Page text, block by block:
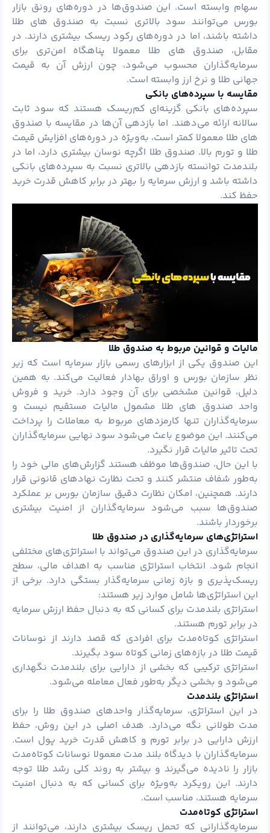
سهام وابسته است. این صندوق‌ها در دوره‌های رونق بازار
بورس می‌توانند سود بالاتری نسبت به صندوق های طلا
داشته باشند، اما در دوره‌های رکود ریسک بیشتری دارند. در
مقابل، صندوق های طلا معمولا پناهگاه امن‌تری برای
سرمایه‌گذاران محسوب می‌شود، چون ارزش آن به قیمت
جهانی طلا و نرخ ارز وابسته است.
مقایسه با سپرده‌های بانکی
سپرده‌های بانکی گزینه‌ای کم‌ریسک هستند که سود ثابت
سالانه ارائه می‌دهند. اما بازدهی آن‌ها در مقایسه با صندوق
های طلا معمولا کمتر است، به‌ویژه در دوره‌های افزایش قیمت
طلا و تورم بالا. صندوق طلا اگرچه نوسان بیشتری دارد، اما در
بلندمدت توانسته بازدهی بالاتری نسبت به سپرده‌های بانکی
داشته باشد و ارزش سرمایه را بهتر در برابر کاهش قدرت خرید
حفظ کند.
مالیات و قوانین مربوط به صندوق طلا
این صندوق یکی از ابزارهای رسمی بازار سرمایه است که زیر
نظر سازمان بورس و اوراق بهادار فعالیت می‌کند. به همین
دلیل، قوانین مشخصی برای آن وجود دارد. خرید و فروش
واحد صندوق های طلا مشمول مالیات مستقیم نیست و
سرمایه‌گذاران تنها کارمزدهای مربوط به معاملات را پرداخت
می‌کنند. این موضوع باعث می‌شود سود نهایی سرمایه‌گذاران
تحت تاثیر مالیات قرار نگیرد.
با این حال، صندوق‌ها موظف هستند گزارش‌های مالی خود را
به‌طور شفاف منتشر کنند و تحت نظارت نهادهای قانونی قرار
دارند. همچنین، امکان نظارت دقیق سازمان بورس بر عملکرد
صندوق‌ها سبب می‌شود سرمایه‌گذاران از امنیت بیشتری
برخوردار باشند.
استراتژی‌های سرمایه‌گذاری در صندوق طلا
سرمایه‌گذاری در این صندوق می‌تواند با استراتژی‌های مختلفی
انجام شود. انتخاب استراتژی مناسب به اهداف مالی، سطح
ریسک‌پذیری و بازه زمانی سرمایه‌گذار بستگی دارد. برخی از
این استراتژی‌ها شامل موارد زیر هستند:
استراتژی بلندمدت برای کسانی که به دنبال حفظ ارزش سرمایه
در برابر تورم هستند.
استراتژی کوتاه‌مدت برای افرادی که قصد دارند از نوسانات
قیمت طلا در بازه‌های زمانی کوتاه سود بگیرند.
استراتژی ترکیبی که بخشی از دارایی برای بلندمدت نگهداری
می‌شود و بخشی دیگر به‌طور فعال معامله می‌شود.
استراتژی بلندمدت
در این استراتژی، سرمایه‌گذار واحدهای صندوق طلا را برای
مدت طولانی نگه می‌دارد. هدف اصلی در این روش، حفظ
ارزش دارایی در برابر تورم و کاهش قدرت خرید پول است.
سرمایه‌گذاران با دیدگاه بلند مدت معمولا نوسانات کوتاه‌مدت
بازار را نادیده می‌گیرند و بیشتر به روند کلی رشد طلا توجه
دارند. این رویکرد به‌ویژه برای کسانی که به دنبال امنیت
سرمایه هستند، مناسب است.
استراتژی کوتاه‌مدت
سرمایه‌گذارانی که تحمل ریسک بیشتری دارند، می‌توانند از